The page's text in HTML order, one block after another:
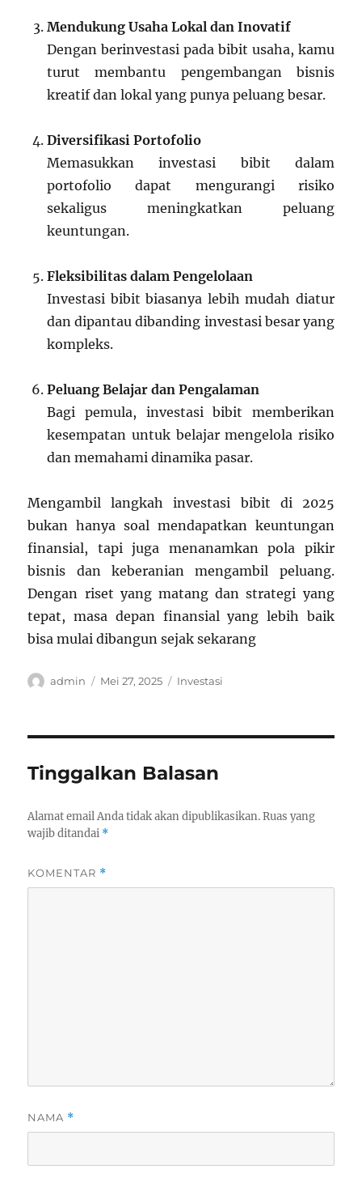
Mendukung Usaha Lokal dan Inovatif
Dengan berinvestasi pada bibit usaha, kamu
turut membantu pengembangan bisnis
kreatif dan lokal yang punya peluang besar.
Diversifikasi Portofolio
Memasukkan investasi bibit dalam
portofolio dapat mengurangi risiko
sekaligus meningkatkan peluang
keuntungan.
Fleksibilitas dalam Pengelolaan
Investasi bibit biasanya lebih mudah diatur
dan dipantau dibanding investasi besar yang
kompleks.
Peluang Belajar dan Pengalaman
Bagi pemula, investasi bibit memberikan
kesempatan untuk belajar mengelola risiko
dan memahami dinamika pasar.
Mengambil langkah investasi bibit di 2025
bukan hanya soal mendapatkan keuntungan
finansial, tapi juga menanamkan pola pikir
bisnis dan keberanian mengambil peluang.
Dengan riset yang matang dan strategi yang
tepat, masa depan finansial yang lebih baik
bisa mulai dibangun sejak sekarang
Author
admin
Posted
Mei 27, 2025 Categories
Investasi
Tinggalkan Balasan
Alamat email Anda tidak akan dipublikasikan. Ruas yang
wajib ditandai *
KOMENTAR *
NAMA *